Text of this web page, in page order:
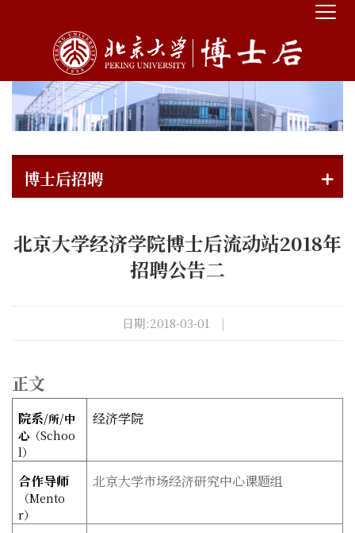
博士后招聘
北京大学经济学院博士后流动站2018年
招聘公告二
日期:2018-03-01 |
正文
院系/所/中
心 （Schoo
l）
经济学院
合作导师
（Mento
r）
北京大学市场经济研究中心课题组